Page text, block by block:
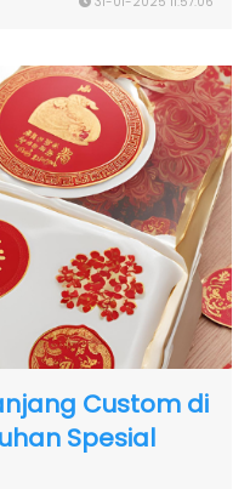
Custom di
Spesial